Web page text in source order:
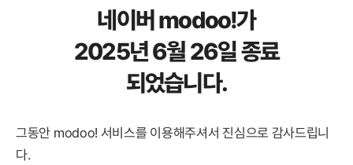
네이버 modoo!가
2025년 6월 26일 종료
되었습니다.
그동안 modoo! 서비스를 이용해주셔서 진심으로 감사드립니
다.